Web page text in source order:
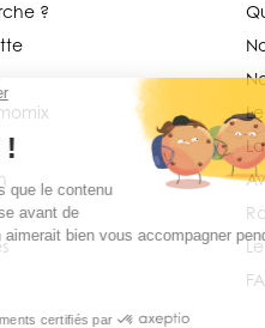
!
sûrs que le contenu
avant de
on aimerait bien vous accompagner
?
certifiés par
?